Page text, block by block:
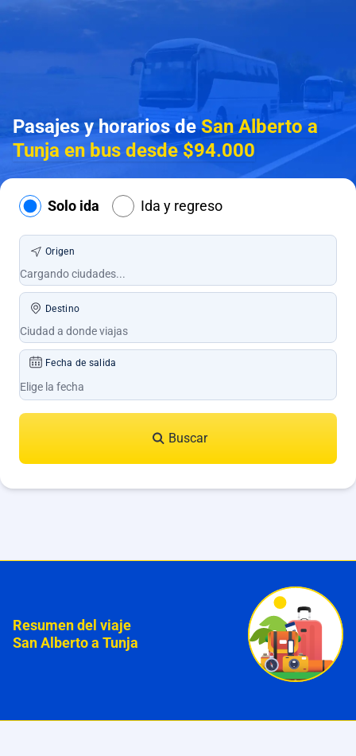
Pasajes y horarios deSan Alberto a
Tunja en bus desde $94.000
Solo ida Ida y regreso
Origen
Destino
Fecha de salida
Buscar
Resumen del viaje
San Alberto a Tunja